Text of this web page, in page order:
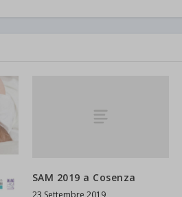
SAM 2019 a Cosenza